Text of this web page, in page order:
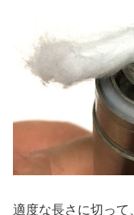
適度な長さに切って